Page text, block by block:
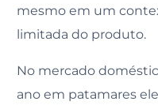
mesmo em um
limitada do produto.
No mercado
ano em patamares